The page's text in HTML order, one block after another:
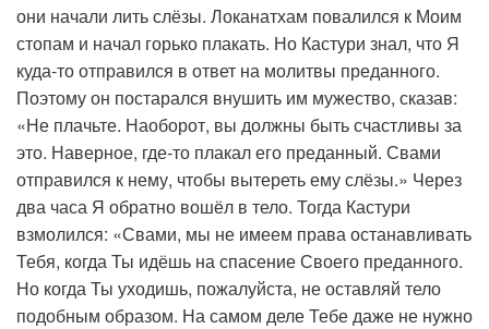
они начали лить слёзы. Локанатхам повалился к Моим
стопам и начал горько плакать. Но Кастури знал, что Я
куда-то отправился в ответ на молитвы преданного.
Поэтому он постарался внушить им мужество, сказав:
«Не плачьте. Наоборот, вы должны быть счастливы за
это. Наверное, где-то плакал его преданный. Свами
отправился к нему, чтобы вытереть ему слёзы.» Через
два часа Я обратно вошёл в тело. Тогда Кастури
взмолился: «Свами, мы не имеем права останавливать
Тебя, когда Ты идёшь на спасение Своего преданного.
Но когда Ты уходишь, пожалуйста, не оставляй тело
подобным образом. На самом деле Тебе даже не нужно